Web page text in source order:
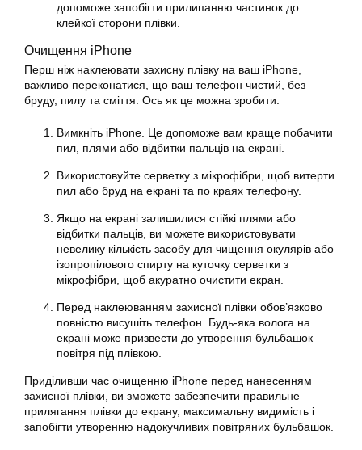
допоможе запобігти прилипанню частинок до
клейкої сторони плівки.
Очищення iPhone
Перш ніж наклеювати захисну плівку на ваш iPhone,
важливо переконатися, що ваш телефон чистий, без
бруду, пилу та сміття. Ось як це можна зробити:
Вимкніть iPhone. Це допоможе вам краще побачити
пил, плями або відбитки пальців на екрані.
Використовуйте серветку з мікрофібри, щоб витерти
пил або бруд на екрані та по краях телефону.
Якщо на екрані залишилися стійкі плями або
відбитки пальців, ви можете використовувати
невелику кількість засобу для чищення окулярів або
ізопропілового спирту на куточку серветки з
мікрофібри, щоб акуратно очистити екран.
Перед наклеюванням захисної плівки обов’язково
повністю висушіть телефон. Будь-яка волога на
екрані може призвести до утворення бульбашок
повітря під плівкою.
Приділивши час очищенню iPhone перед нанесенням
захисної плівки, ви зможете забезпечити правильне
прилягання плівки до екрану, максимальну видимість і
запобігти утворенню надокучливих повітряних бульбашок.